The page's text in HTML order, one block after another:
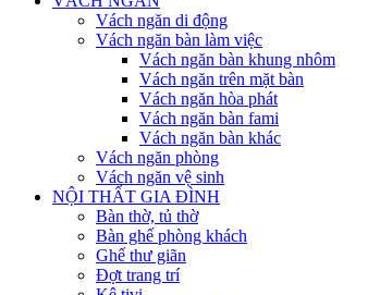
Vách ngăn di động
Vách ngăn bàn làm việc
Vách ngăn bàn khung nhôm
Vách ngăn trên mặt bàn
Vách ngăn hòa phát
Vách ngăn bàn fami
Vách ngăn bàn khác
Vách ngăn phòng
Vách ngăn vệ sinh
NỘI THẤT GIA ĐÌNH
Bàn thờ, tủ thờ
Bàn ghế phòng khách
Ghế thư giãn
Đợt trang trí